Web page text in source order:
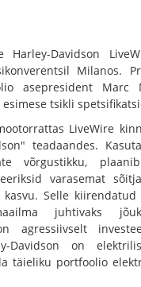
Davidson
Milanos.
asepresident Marc
tsikli
LiveWire
teadaandes.
võrgustikku, plaanib
varasemat
Selle
juhtivaks
agressiivselt
Davidson on
täieliku portfoolio